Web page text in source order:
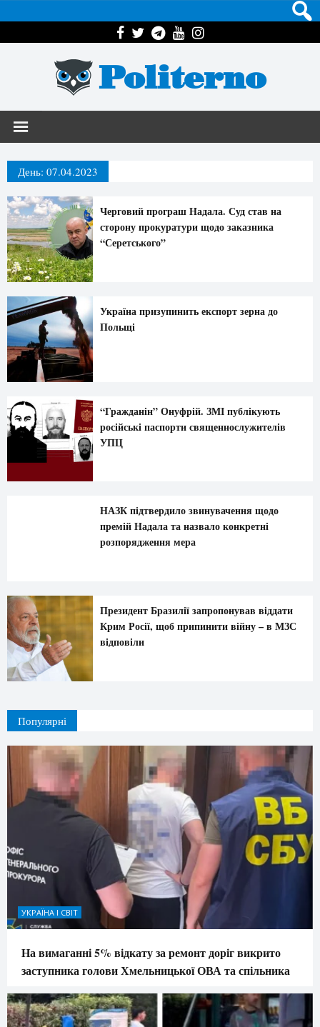
Politerno
День: 07.04.2023
Черговий програш Надала. Суд став на
сторону прокуратури щодо заказника
“Серетського”
Україна призупинить експорт зерна до
Польщі
“Гражданін” Онуфрій. ЗМІ публікують
російські паспорти священнослужителів
УПЦ
НАЗК підтвердило звинувачення щодо
премій Надала та назвало конкретні
розпорядження мера
Президент Бразилії запропонував віддати
Крим Росії, щоб припинити війну – в МЗС
відповіли
Популярні
УКРАЇНА І СВІТ
На вимаганні 5% відкату за ремонт доріг викрито
заступника голови Хмельницької ОВА та спільника